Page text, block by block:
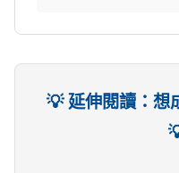
💡 延伸閱讀：想